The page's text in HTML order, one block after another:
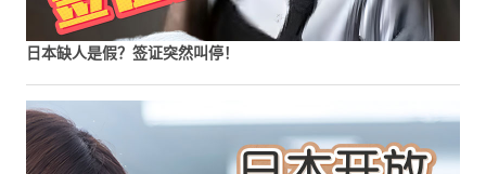
日本缺人是假？签证突然叫停！